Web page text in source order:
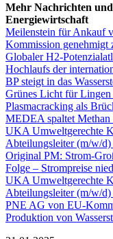
Mehr Nachrichten
Energiewirtschaft
Meilenstein für Ankauf
Kommission genehmigt
Globaler H2-
Hochlaufs der
BP steigt in das
Grünes Licht für
Plasmacracking als
MEDEA spaltet
UKA Umweltgerechte
Abteilungsleiter (m/w/
Original PM: Strom-
Folge – Strompreise
UKA Umweltgerechte
Abteilungsleiter (m/w/
PNE AG von EU-
Produktion von